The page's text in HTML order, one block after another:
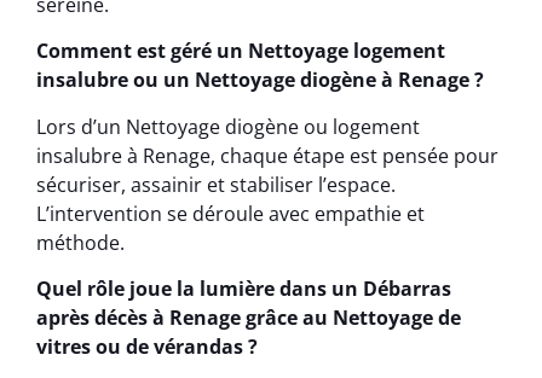
Comment est géré un Nettoyage logement
insalubre ou un Nettoyage diogène à Renage ?
Lors d’un Nettoyage diogène ou logement
insalubre à Renage, chaque étape est pensée pour
sécuriser, assainir et stabiliser l’espace.
L’intervention se déroule avec empathie et
méthode.
Quel rôle joue la lumière dans un Débarras
après décès à Renage grâce au Nettoyage de
vitres ou de vérandas ?